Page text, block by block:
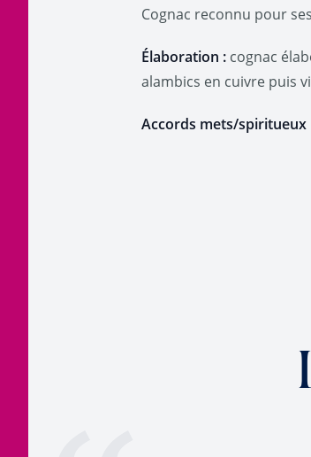
Cognac reconnu pour
Élaboration : cognac
alambics en cuivre puis
Accords mets/spiritueux